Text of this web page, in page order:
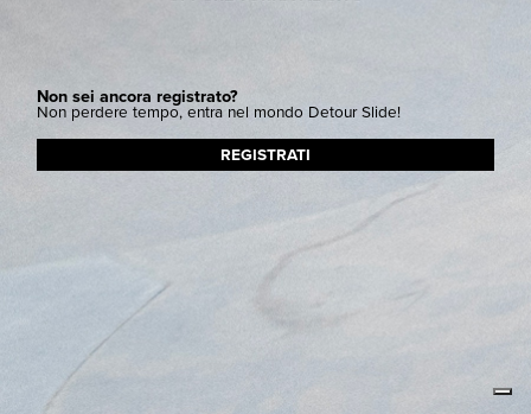
Non sei ancora registrato?
Non perdere tempo, entra nel mondo Detour Slide!
REGISTRATI